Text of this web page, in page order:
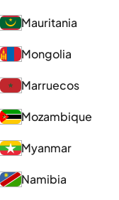
Mauritania
Mongolia
Marruecos
Mozambique
Myanmar
Namibia